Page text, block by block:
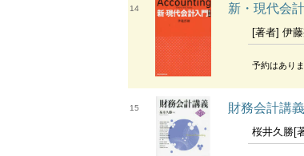
14 新・現代会
[著者] 伊
予約はあり
15 財務会計講義
桜井久勝[